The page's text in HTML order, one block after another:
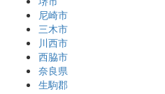
尼崎市
三木市
川西市
西脇市
奈良県
生駒郡